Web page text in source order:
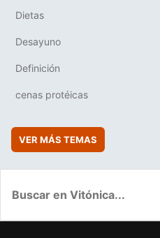
Dietas
Desayuno
Definición
cenas protéicas
VER MÁS TEMAS